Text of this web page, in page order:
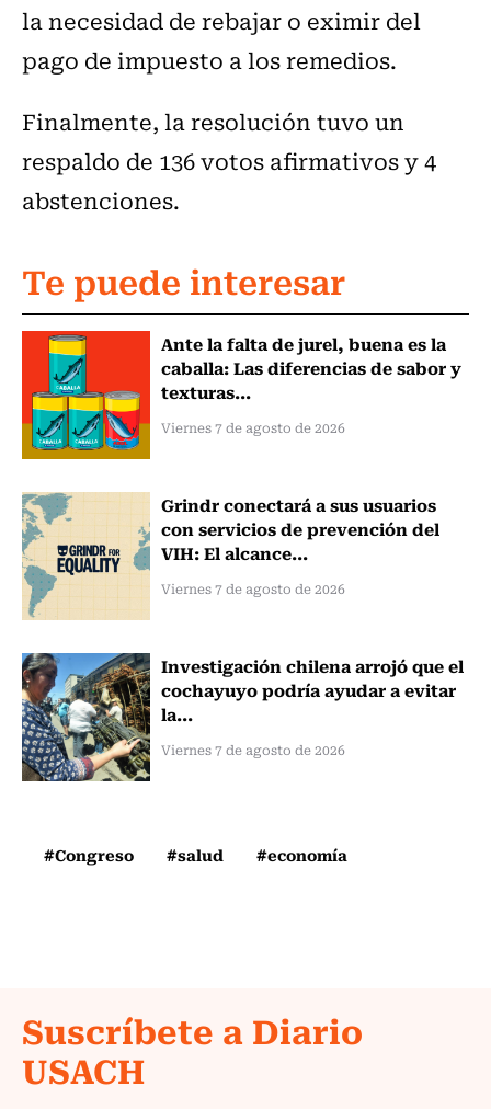
la necesidad de rebajar o eximir del
pago de impuesto a los remedios.
Finalmente, la resolución tuvo un
respaldo de 136 votos afirmativos y 4
abstenciones.
Te puede interesar
Ante la falta de jurel, buena es la
caballa: Las diferencias de sabor y
texturas...
Viernes 7 de agosto de 2026
Grindr conectará a sus usuarios
con servicios de prevención del
VIH: El alcance...
Viernes 7 de agosto de 2026
Investigación chilena arrojó que el
cochayuyo podría ayudar a evitar
la...
Viernes 7 de agosto de 2026
#Congreso #salud #economía